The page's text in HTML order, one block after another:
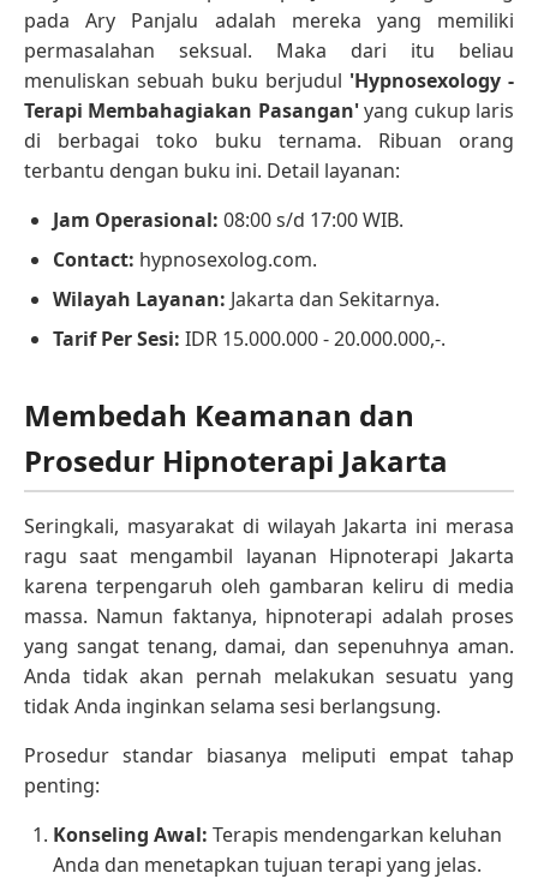
pada Ary Panjalu adalah mereka yang memiliki
permasalahan seksual. Maka dari itu beliau
menuliskan sebuah buku berjudul 'Hypnosexology -
Terapi Membahagiakan Pasangan'yang cukup laris
di berbagai toko buku ternama. Ribuan orang
terbantu dengan buku ini. Detail layanan:
Jam Operasional: 08:00 s/d 17:00 WIB.
Contact: hypnosexolog.com.
Wilayah Layanan: Jakarta dan Sekitarnya.
Tarif Per Sesi: IDR 15.000.000 - 20.000.000,-.
Membedah Keamanan dan
Prosedur Hipnoterapi Jakarta
Seringkali, masyarakat di wilayah Jakarta ini merasa
ragu saat mengambil layanan Hipnoterapi Jakarta
karena terpengaruh oleh gambaran keliru di media
massa. Namun faktanya, hipnoterapi adalah proses
yang sangat tenang, damai, dan sepenuhnya aman.
Anda tidak akan pernah melakukan sesuatu yang
tidak Anda inginkan selama sesi berlangsung.
Prosedur standar biasanya meliputi empat tahap
penting:
Konseling Awal: Terapis mendengarkan keluhan
Anda dan menetapkan tujuan terapi yang jelas.